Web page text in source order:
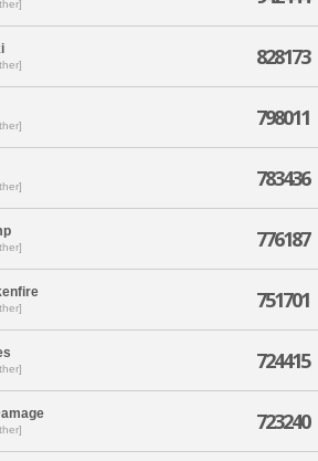
828173
798011
783436
776187
751701
724415
723240